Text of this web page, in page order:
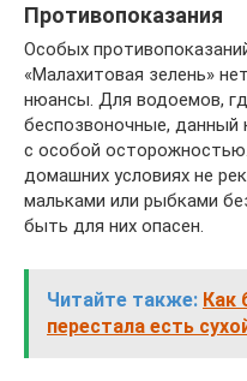
Противопоказания
Особых
«Малахитовая зелень»
нюансы. Для водоемов,
беспозвоночные, данный
с особой
домашних условиях не
мальками или рыбками
быть для них опасен.
Читайте также: Как
перестала есть